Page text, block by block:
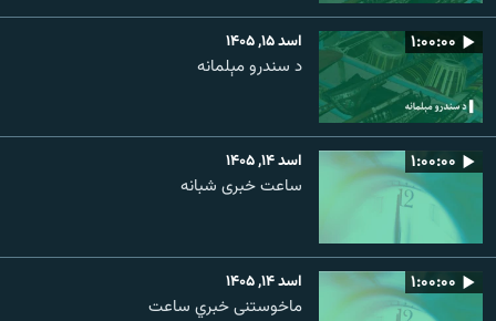
۱:۰۰:۰۰ اسد ۱۵, ۱۴۰۵
د سندرو مېلمانه
۱:۰۰:۰۰ اسد ۱۴, ۱۴۰۵
ساعت خبری شبانه
۱:۰۰:۰۰ اسد ۱۴, ۱۴۰۵
ماخوستنی خبري ساعت